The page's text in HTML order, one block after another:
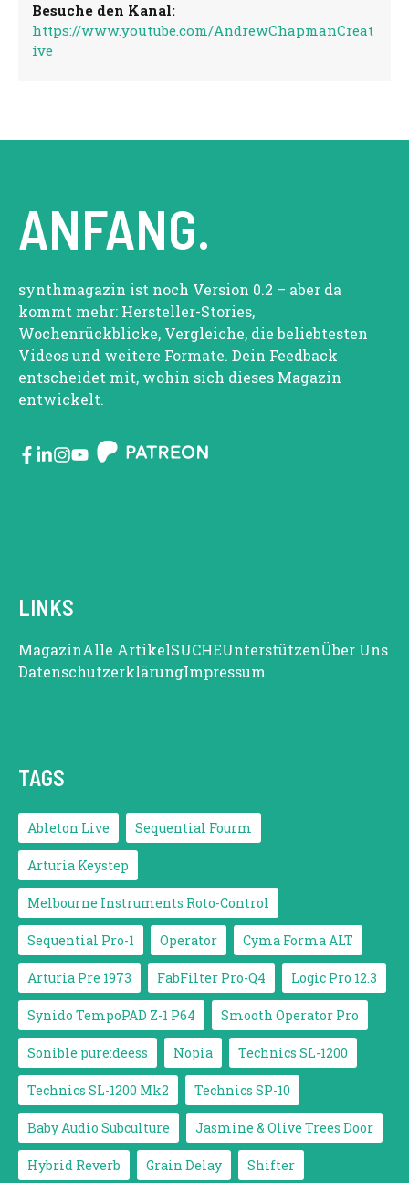
Besuche den Kanal:
https://www.youtube.com/AndrewChapmanCreat
ive
ANFANG.
synthmagazin ist noch Version 0.2 – aber da
kommt mehr: Hersteller-Stories,
Wochenrückblicke, Vergleiche, die beliebtesten
Videos und weitere Formate. Dein Feedback
entscheidet mit, wohin sich dieses Magazin
entwickelt.
LINKS
MagazinAlle ArtikelSUCHEUnterstützenÜber Uns
DatenschutzerklärungImpressum
TAGS
Ableton Live Sequential Fourm
Arturia Keystep
Melbourne Instruments Roto-Control
Sequential Pro-1 Operator Cyma Forma ALT
Arturia Pre 1973 FabFilter Pro-Q4 Logic Pro 12.3
Synido TempoPAD Z-1 P64 Smooth Operator Pro
Sonible pure:deess Nopia Technics SL-1200
Technics SL-1200 Mk2 Technics SP-10
Baby Audio Subculture Jasmine & Olive Trees Door
Hybrid Reverb Grain Delay Shifter